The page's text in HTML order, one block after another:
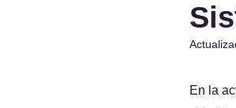
En la